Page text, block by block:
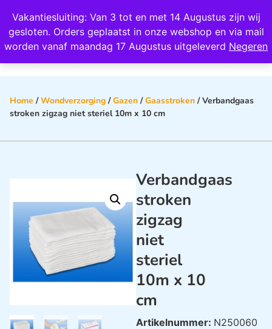
Vakantiesluiting: Van 3 tot en met 14 Augustus zijn wij
gesloten. Orders geplaatst in onze webshop en via mail
worden vanaf maandag 17 Augustus uitgeleverd Negeren
Wij scoren een 4,8 op Google
Home /Wondverzorging /Gazen /Gaasstroken / Verbandgaas
stroken zigzag niet steriel 10m x 10 cm
Verbandgaas
stroken
zigzag
niet
steriel
10m x 10
cm
Artikelnummer: N250060